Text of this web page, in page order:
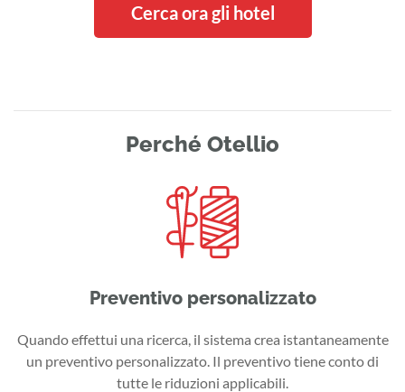
Cerca ora gli hotel
Perché Otellio
Preventivo personalizzato
Quando effettui una ricerca, il sistema crea istantaneamente
un preventivo personalizzato. Il preventivo tiene conto di
tutte le riduzioni applicabili.